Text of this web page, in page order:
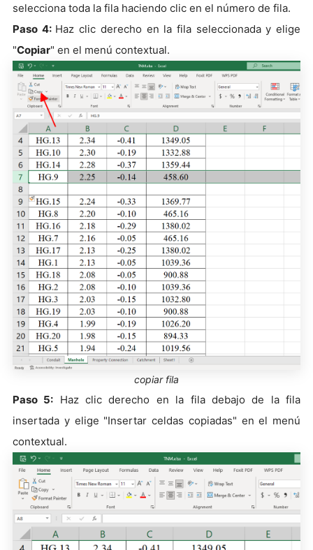
selecciona toda la fila haciendo clic en el número de fila.
Paso 4: Haz clic derecho en la fila seleccionada y elige
"Copiar" en el menú contextual.
copiar fila
Paso 5: Haz clic derecho en la fila debajo de la fila
insertada y elige "Insertar celdas copiadas" en el menú
contextual.